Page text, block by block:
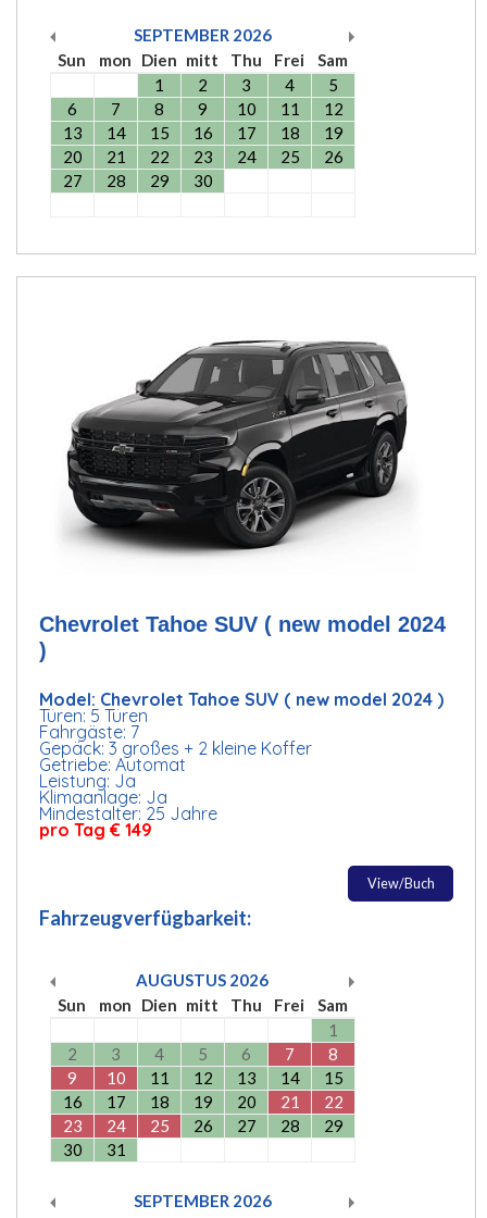
SEPTEMBER 2026
Sun
mon Dien mitt Thu Frei
Sam
1
2 3 4
5
6
7 8 9 10 11
12
13
14 15 16 17 18
19
20
21 22 23 24 25
26
27
28 29 30
Chevrolet Tahoe SUV ( new model 2024
)
Model: Chevrolet Tahoe SUV ( new model 2024 )
Türen: 5 Türen
Fahrgäste: 7
Gepäck: 3 großes + 2 kleine Koffer
Getriebe: Automat
Leistung: Ja
Klimaanlage: Ja
Mindestalter: 25 Jahre
pro Tag € 149
View/Buch
Fahrzeugverfügbarkeit:
AUGUSTUS 2026
Sun
mon Dien mitt Thu Frei
Sam
1
2
3 4 5 6 7
8
9
10 11 12 13 14
15
16
17 18 19 20 21
22
23
24 25 26 27 28
29
30
31
SEPTEMBER 2026